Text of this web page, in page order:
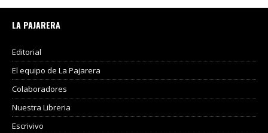
LA PAJARERA
Editorial
El equipo de La Pajarera
Colaboradores
Nuestra Libreria
Escrivivo